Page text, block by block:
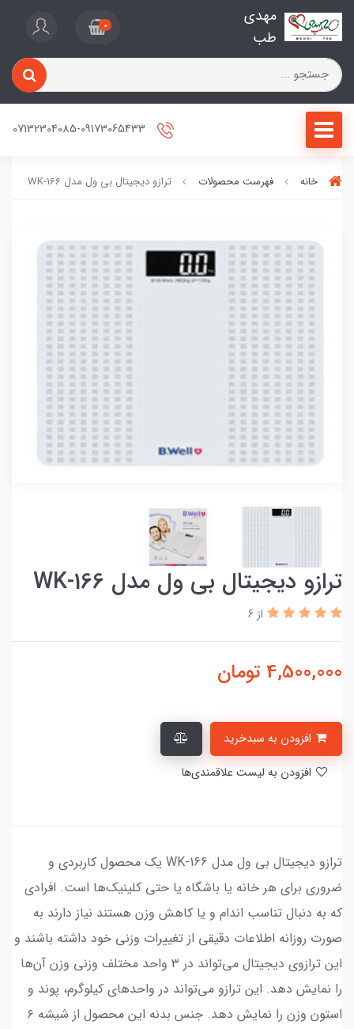
مهدی
طب
0
خانه فهرست محصولات ترازو دیجیتال بی ول مدل WK-166
ترازو دیجیتال بی ول مدل WK-166
از 6
4,500,000 تومان
ترازو دیجیتال بی ول مدل WK-166 یک محصول کاربردی و
ضروری برای هر خانه‌ یا باشگاه یا حتی کلینیک‌ها است. افرادی
که به دنبال تناسب اندام و یا کاهش وزن هستند نیاز دارند به
صورت روزانه اطلاعات دقیقی از تغییرات وزنی خود داشته باشند و
این ترازوی دیجیتال می‌تواند در ۳ واحد مختلف وزنی وزن آن‌ها
را نمایش دهد. این ترازو می‌تواند در واحد‌های کیلوگرم، پوند و
استون وزن را نمایش دهد. جنس بدنه این محصول از شیشه ۶